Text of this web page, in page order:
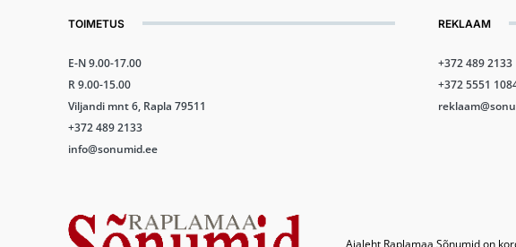
TOIMETUS
E-N 9.00-17.00
R 9.00-15.00
Viljandi mnt 6, Rapla 79511
+372 489 2133
info@sonumid.ee
REKLAAM
+372 489 2133
+372 5551
Ajaleht Raplamaa Sõnumid on